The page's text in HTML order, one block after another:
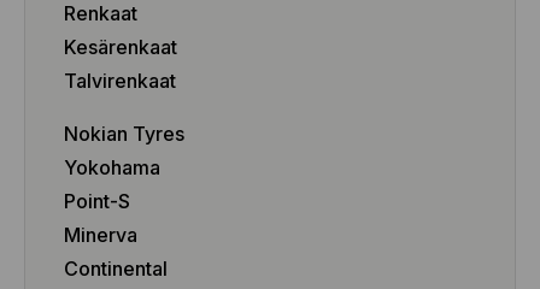
Renkaat
Kesärenkaat
Talvirenkaat
Nokian Tyres
Yokohama
Point-S
Minerva
Continental